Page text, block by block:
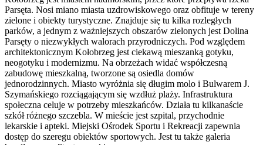
Parsęta. Nosi miano miasta uzdrowiskowego oraz obfituje w tereny
zielone i obiekty turystyczne. Znajduje się tu kilka rozległych
parków, a jednym z ważniejszych obszarów zielonych jest Dolina
Parsęty o niezwykłych walorach przyrodniczych. Pod względem
architektonicznym Kołobrzeg jest ciekawą mieszanką gotyku,
neogotyku i modernizmu. Na obrzeżach widać współczesną
zabudowę mieszkalną, tworzone są osiedla domów
jednorodzinnych. Miasto wyróżnia się długim molo i Bulwarem J.
Szymańskiego rozciągającym się wzdłuż plaży. Infrastruktura
społeczna celuje w potrzeby mieszkańców. Działa tu kilkanaście
szkół różnego szczebla. W mieście jest szpital, przychodnie
lekarskie i apteki. Miejski Ośrodek Sportu i Rekreacji zapewnia
dostęp do szeregu obiektów sportowych. Jest tu także galeria